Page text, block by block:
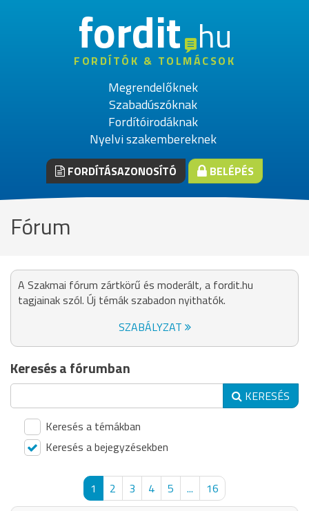
fordithu
FORDÍTÓK & TOLMÁCSOK
Megrendelőknek
Szabadúszóknak
Fordítóirodáknak
Nyelvi szakembereknek
FORDÍTÁSAZONOSÍTÓ BELÉPÉS
Fórum
A Szakmai fórum zártkörű és moderált, a fordit.hu
tagjainak szól. Új témák szabadon nyithatók.
SZABÁLYZAT
Keresés a fórumban
KERESÉS
Keresés a témákban
Keresés a bejegyzésekben
1 2 3 4 5 ...
16